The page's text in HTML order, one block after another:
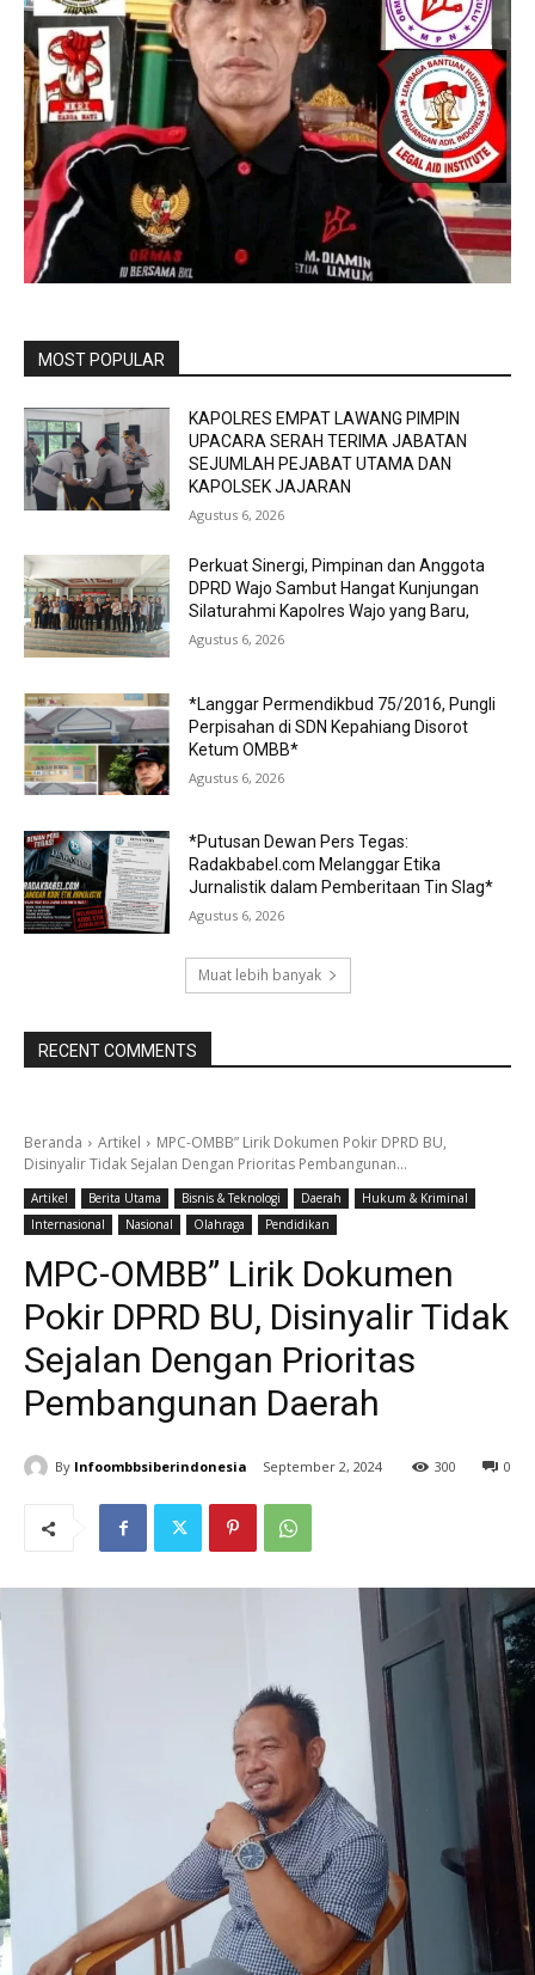
MOST POPULAR
KAPOLRES EMPAT LAWANG PIMPIN
UPACARA SERAH TERIMA JABATAN
SEJUMLAH PEJABAT UTAMA DAN
KAPOLSEK JAJARAN
Agustus 6, 2026
Perkuat Sinergi, Pimpinan dan Anggota
DPRD Wajo Sambut Hangat Kunjungan
Silaturahmi Kapolres Wajo yang Baru,
Agustus 6, 2026
*Langgar Permendikbud 75/2016, Pungli
Perpisahan di SDN Kepahiang Disorot
Ketum OMBB*
Agustus 6, 2026
*Putusan Dewan Pers Tegas:
Radakbabel.com Melanggar Etika
Jurnalistik dalam Pemberitaan Tin Slag*
Agustus 6, 2026
Muat lebih banyak
RECENT COMMENTS